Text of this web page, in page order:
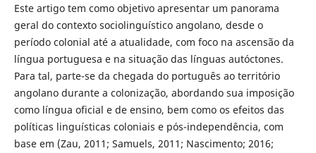
Este artigo tem como objetivo apresentar um panorama
geral do contexto sociolinguístico angolano, desde o
período colonial até a atualidade, com foco na ascensão da
língua portuguesa e na situação das línguas autóctones.
Para tal, parte-se da chegada do português ao território
angolano durante a colonização, abordando sua imposição
como língua oficial e de ensino, bem como os efeitos das
políticas linguísticas coloniais e pós-independência, com
base em (Zau, 2011; Samuels, 2011; Nascimento; 2016;